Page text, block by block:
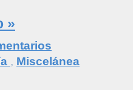
»
, Miscelánea